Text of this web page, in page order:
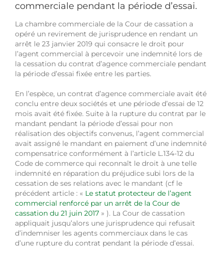
commerciale pendant la période d’essai.
La chambre commerciale de la Cour de cassation a
opéré un revirement de jurisprudence en rendant un
arrêt le 23 janvier 2019 qui consacre le droit pour
l’agent commercial à percevoir une indemnité lors de
la cessation du contrat d’agence commerciale pendant
la période d’essai fixée entre les parties.
En l’espèce, un contrat d’agence commerciale avait été
conclu entre deux sociétés et une période d’essai de 12
mois avait été fixée. Suite à la rupture du contrat par le
mandant pendant la période d’essai pour non
réalisation des objectifs convenus, l’agent commercial
avait assigné le mandant en paiement d’une indemnité
compensatrice conformément à l’article L.134-12 du
Code de commerce qui reconnaît le droit à une telle
indemnité en réparation du préjudice subi lors de la
cessation de ses relations avec le mandant (cf le
précédent article : « Le statut protecteur de l’agent
commercial renforcé par un arrêt de la Cour de
cassation du 21 juin 2017 » ). La Cour de cassation
appliquait jusqu’alors une jurisprudence qui refusait
d’indemniser les agents commerciaux dans le cas
d’une rupture du contrat pendant la période d’essai.